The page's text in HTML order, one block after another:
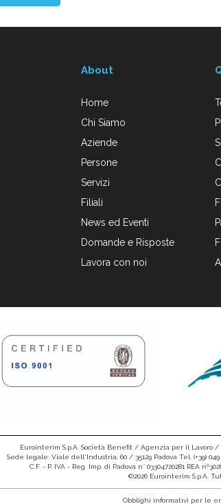
About
Home
Chi Siamo
Aziende
Persone
Servizi
Filiali
News ed Eventi
Domande e Risposte
Lavora con noi
Eurointerim S.p.A. Società Benefit / Agenzia per il Lavoro /
Sede legale: Viale dell'Industria, 60 / 35129 Padova Tel. (+39) 049
C.F. - P. IVA - Reg. Imp. di Padova n° 03304720281 REA
©2026 Eurointerim S.p.A.
Obblighi informativi per le